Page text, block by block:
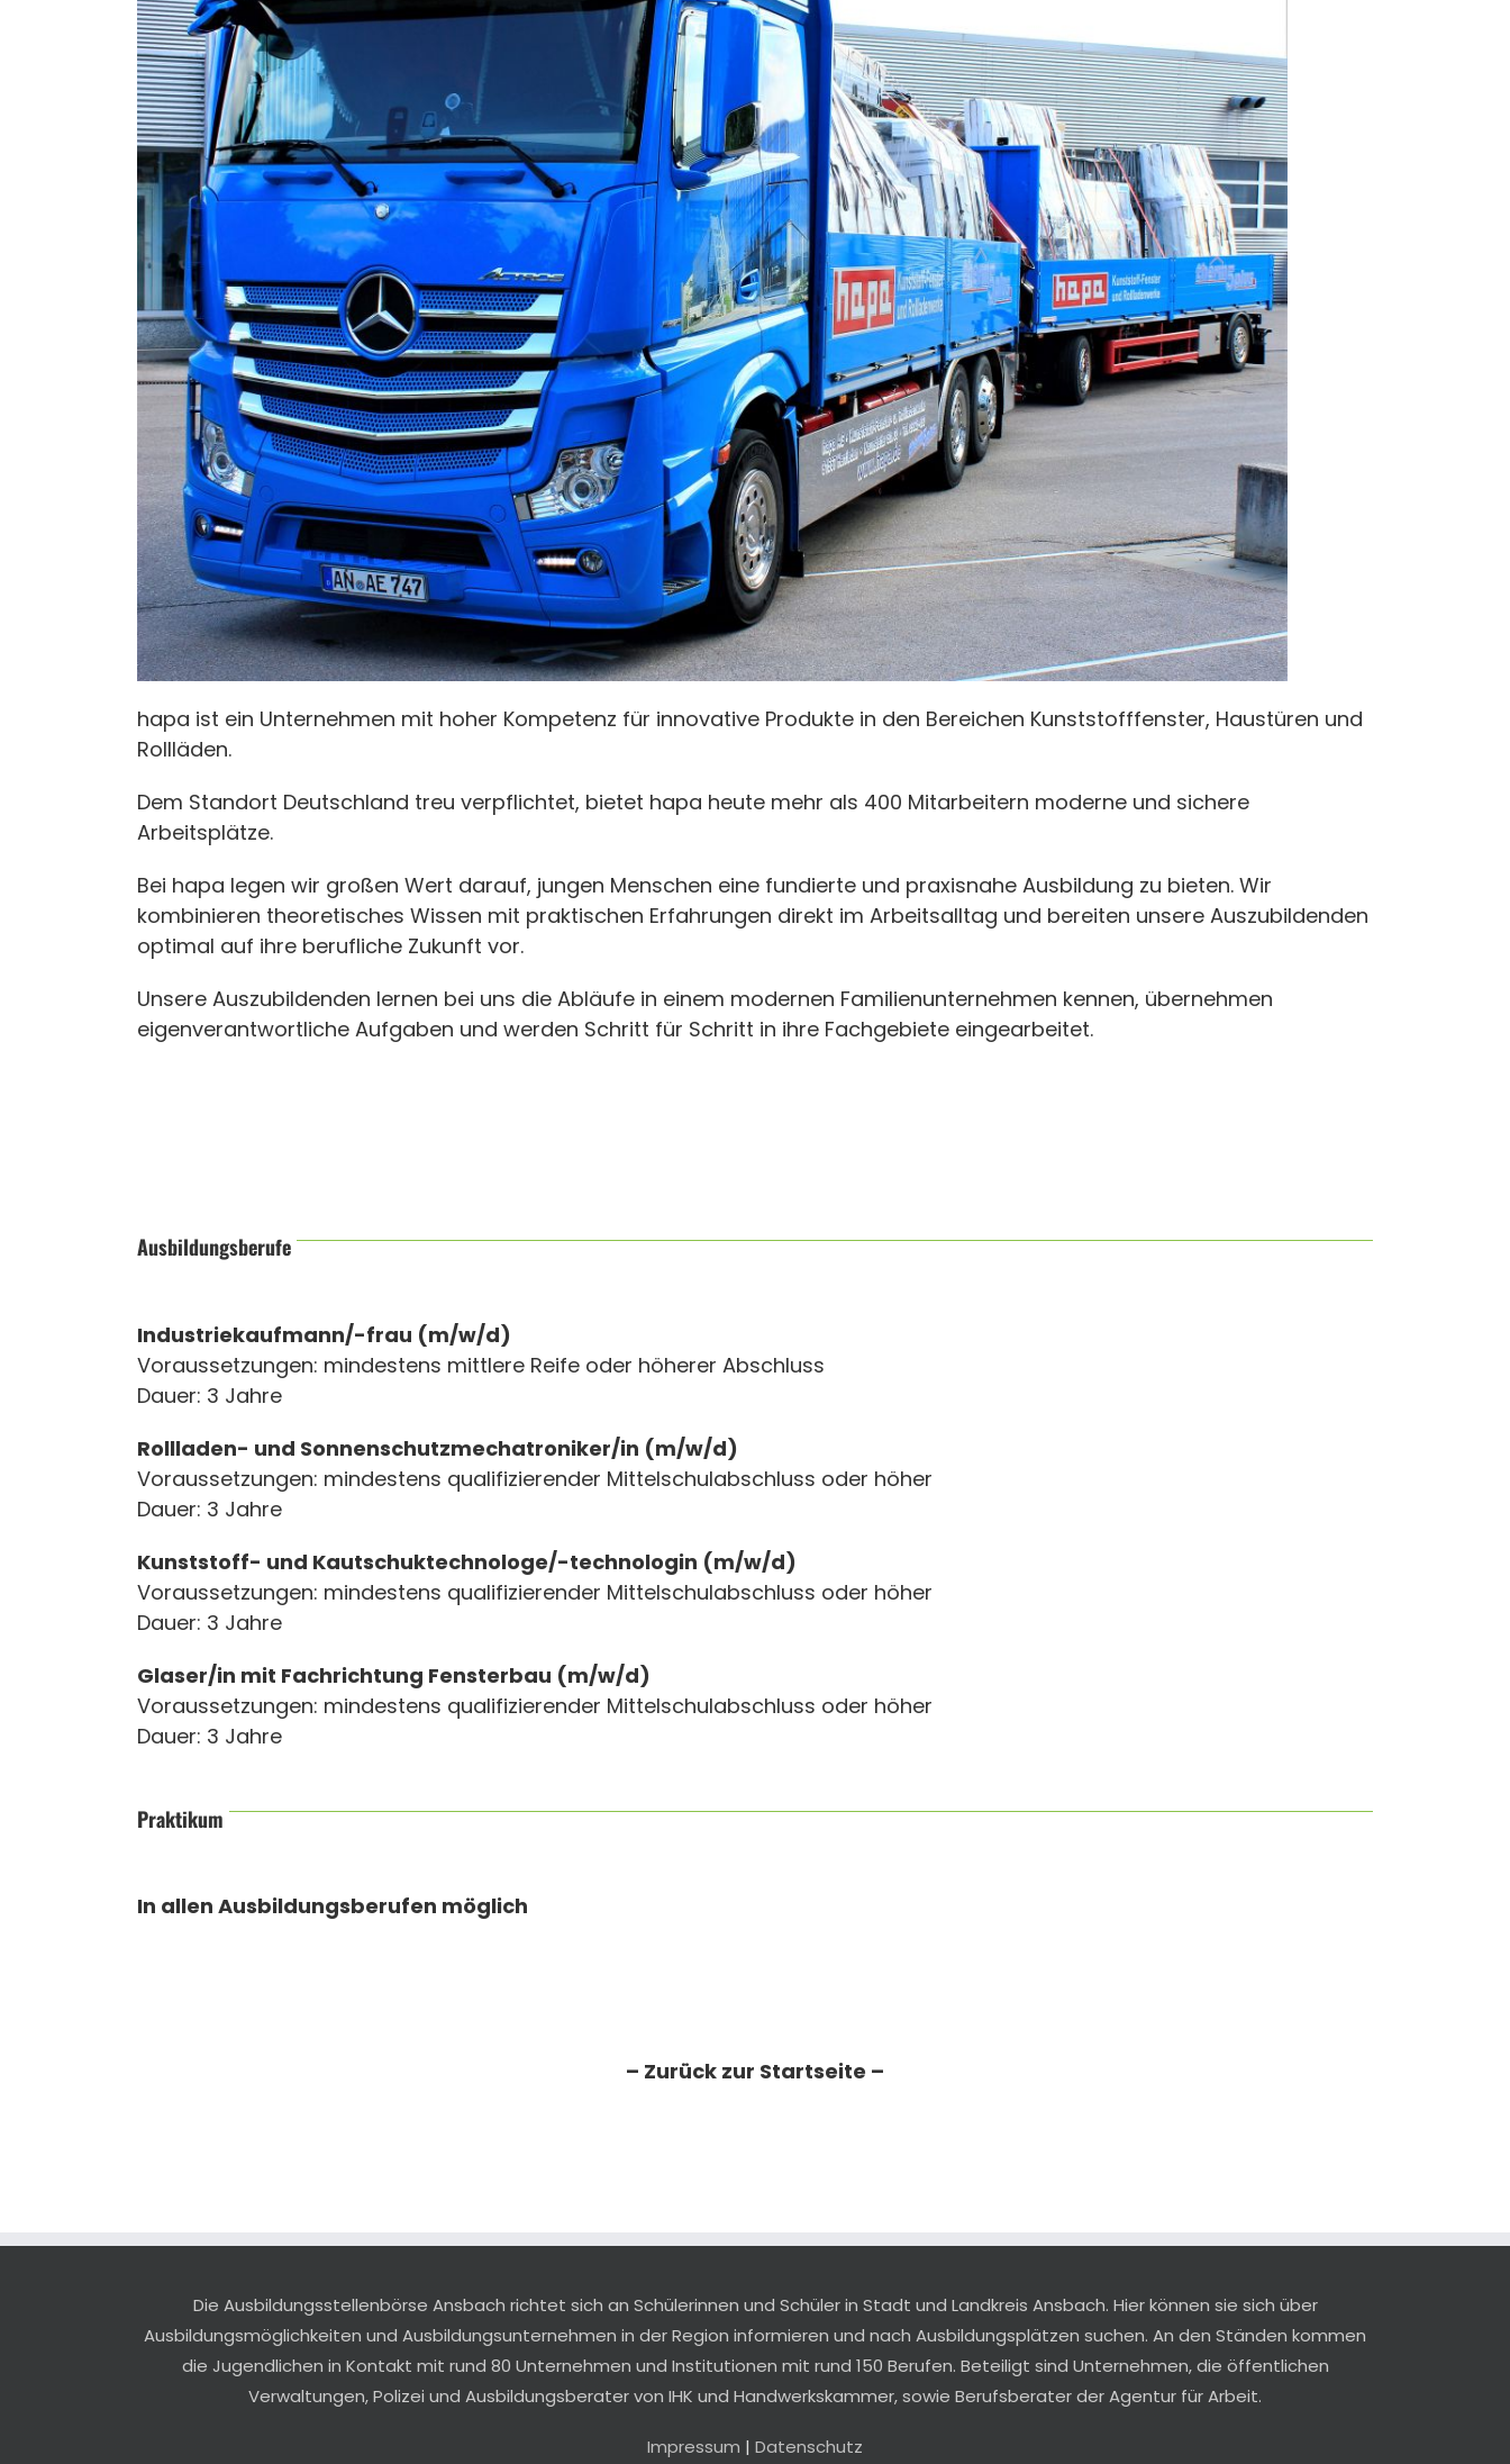
hapa ist ein Unternehmen mit hoher Kompetenz für innovative Produkte in den Bereichen Kunststofffenster, Haustüren und
Rollläden.
Dem Standort Deutschland treu verpflichtet, bietet hapa heute mehr als 400 Mitarbeitern moderne und sichere
Arbeitsplätze.
Bei hapa legen wir großen Wert darauf, jungen Menschen eine fundierte und praxisnahe Ausbildung zu bieten. Wir
kombinieren theoretisches Wissen mit praktischen Erfahrungen direkt im Arbeitsalltag und bereiten unsere Auszubildenden
optimal auf ihre berufliche Zukunft vor.
Unsere Auszubildenden lernen bei uns die Abläufe in einem modernen Familienunternehmen kennen, übernehmen
eigenverantwortliche Aufgaben und werden Schritt für Schritt in ihre Fachgebiete eingearbeitet.
Ausbildungsberufe
Industriekaufmann/-frau (m/w/d)
Voraussetzungen: mindestens mittlere Reife oder höherer Abschluss
Dauer: 3 Jahre
Rollladen- und Sonnenschutzmechatroniker/in (m/w/d)
Voraussetzungen: mindestens qualifizierender Mittelschulabschluss oder höher
Dauer: 3 Jahre
Kunststoff- und Kautschuktechnologe/-technologin (m/w/d)
Voraussetzungen: mindestens qualifizierender Mittelschulabschluss oder höher
Dauer: 3 Jahre
Glaser/in mit Fachrichtung Fensterbau (m/w/d)
Voraussetzungen: mindestens qualifizierender Mittelschulabschluss oder höher
Dauer: 3 Jahre
Praktikum
In allen Ausbildungsberufen möglich
– Zurück zur Startseite –
Die Ausbildungsstellenbörse Ansbach richtet sich an Schülerinnen und Schüler in Stadt und Landkreis Ansbach. Hier können sie sich über
Ausbildungsmöglichkeiten und Ausbildungsunternehmen in der Region informieren und nach Ausbildungsplätzen suchen. An den Ständen kommen
die Jugendlichen in Kontakt mit rund 80 Unternehmen und Institutionen mit rund 150 Berufen. Beteiligt sind Unternehmen, die öffentlichen
Verwaltungen, Polizei und Ausbildungsberater von IHK und Handwerkskammer, sowie Berufsberater der Agentur für Arbeit.
Impressum | Datenschutz